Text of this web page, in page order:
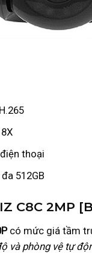
thoại
512GB
C8C 2MP
có mức giá tầm
và phòng vệ tự